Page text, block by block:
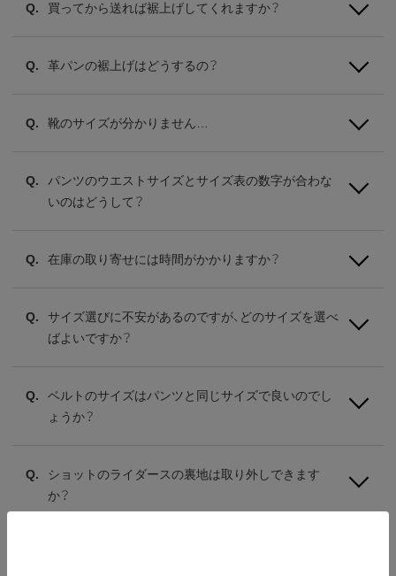
買ってから送れば裾上げしてくれますか？
革パンの裾上げはどうするの？
靴のサイズが分かりません…
パンツのウエストサイズとサイズ表の数字が合わな
いのはどうして？
在庫の取り寄せには時間がかかりますか？
サイズ選びに不安があるのですが、どのサイズを選べ
ばよいですか？
ベルトのサイズはパンツと同じサイズで良いのでし
ょうか？
ショットのライダースの裏地は取り外しできます
か？